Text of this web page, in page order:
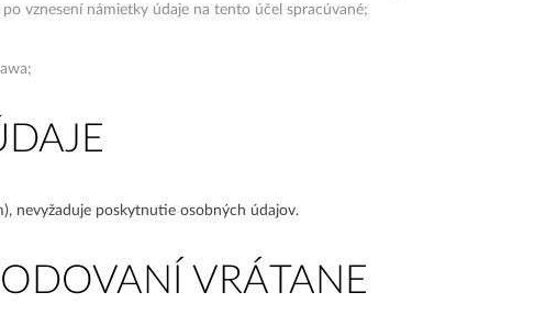
vznesení námietky údaje na tento účel spracúvané;
nevyžaduje poskytnutie osobných údajov.
VRÁTANE